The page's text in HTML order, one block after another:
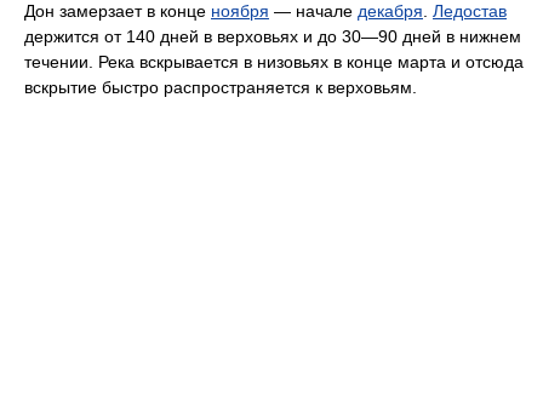
Дон замерзает в конце ноября — начале декабря. Ледостав
держится от 140 дней в верховьях и до 30—90 дней в нижнем
течении. Река вскрывается в низовьях в конце марта и отсюда
вскрытие быстро распространяется к верховьям.